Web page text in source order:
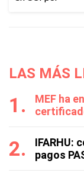
LAS MÁS
MEF ha
IFARHU:
pagos